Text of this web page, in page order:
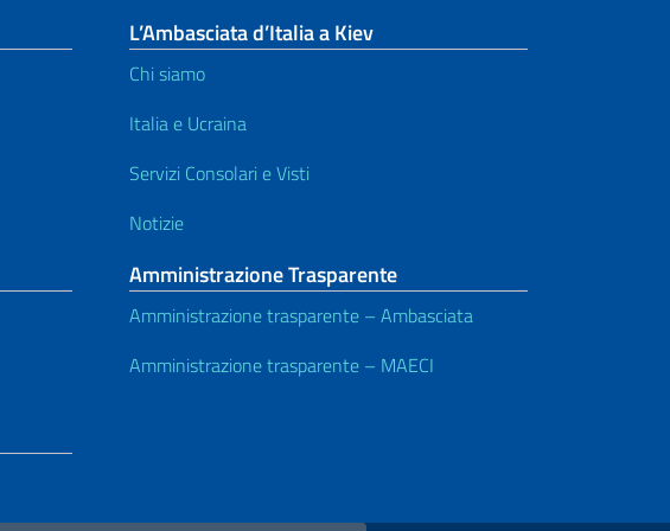
L’Ambasciata d’Italia a Kiev
Chi siamo
Italia e Ucraina
Servizi Consolari e Visti
Notizie
Amministrazione Trasparente
Amministrazione trasparente – Ambasciata
Amministrazione trasparente – MAECI